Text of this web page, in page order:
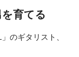
育てる
のギタリスト、